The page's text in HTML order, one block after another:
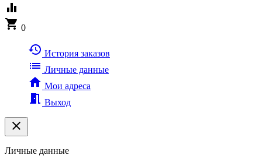
equalizer
shopping_cart 0
history История заказов
list Личные данные
home Мои адреса
meeting_room Выход
clear
Личные данные